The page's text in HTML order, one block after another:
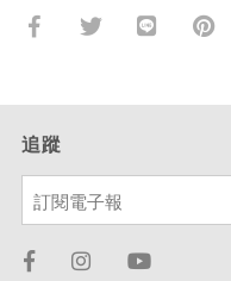
追蹤